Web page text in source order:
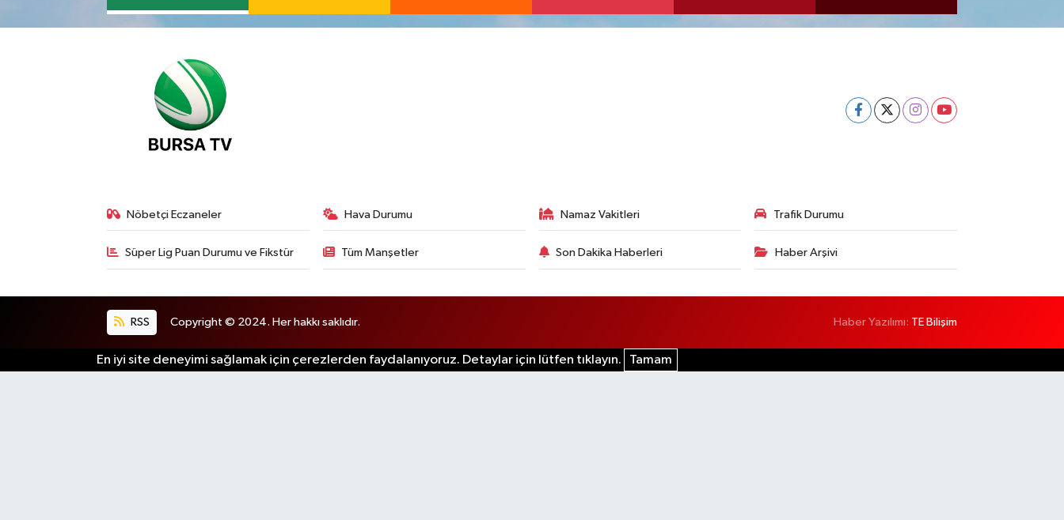
Nöbetçi Eczaneler Hava Durumu Namaz Vakitleri Trafik Durumu
Süper Lig Puan Durumu ve Fikstür Tüm Manşetler Son Dakika Haberleri Haber Arşivi
RSS Copyright © 2024. Her hakkı saklıdır. Haber Yazılımı: TE Bilişim
En iyi site deneyimi sağlamak için çerezlerden faydalanıyoruz. Detaylar için lütfen tıklayın. Tamam